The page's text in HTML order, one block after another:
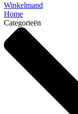
Winkelmand
Home
Categorieën